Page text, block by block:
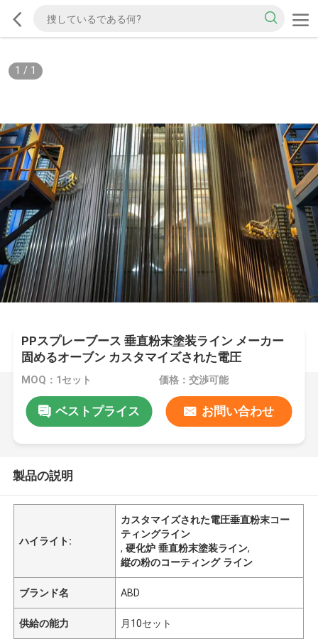
1 / 1
PPスプレーブース 垂直粉末塗装ライン メーカー
固めるオーブン カスタマイズされた電圧
MOQ：1セット 価格：交渉可能
ベストプライス お問い合わせ
製品の説明
ハイライト:
カスタマイズされた電圧垂直粉末コー
ティングライン
,硬化炉 垂直粉末塗装ライン,
縦の粉のコーティング ライン
ブランド名 ABD
供給の能力 月10セット